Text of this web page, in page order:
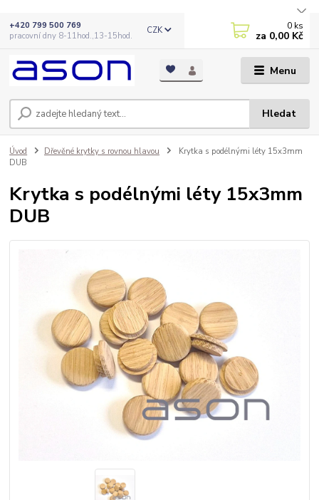
Menu
CZK
Hledat
+420 799 500 769
pracovní dny 8-11hod.,13-15hod.
0 ks
za 0,00 Kč
Úvod Dřevěné krytky s rovnou hlavou
Krytka s podélnými léty 15x3mm
DUB
Krytka s podélnými léty 15x3mm
DUB